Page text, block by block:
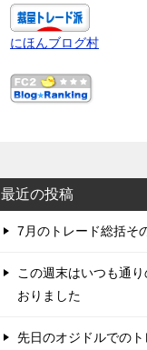
にほんブログ村
最近の投稿
7月のトレード総括そ
この週末はいつも通
おりました
先日のオジドルでの